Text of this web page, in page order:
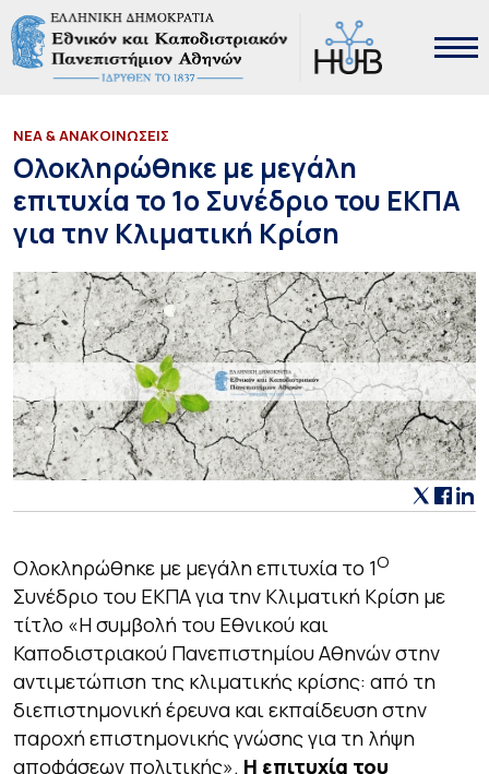
ΝΕΑ & ΑΝΑΚΟΙΝΩΣΕΙΣ
Ολοκληρώθηκε με μεγάλη
επιτυχία το 1o Συνέδριο του ΕΚΠΑ
για την Κλιματική Κρίση
Ολοκληρώθηκε με μεγάλη επιτυχία το 1Ο
Συνέδριο του ΕΚΠΑ για την Κλιματική Κρίση με
τίτλο «Η συμβολή του Εθνικού και
Καποδιστριακού Πανεπιστημίου Αθηνών στην
αντιμετώπιση της κλιματικής κρίσης: από τη
διεπιστημονική έρευνα και εκπαίδευση στην
παροχή επιστημονικής γνώσης για τη λήψη
αποφάσεων πολιτικής». Η επιτυχία του